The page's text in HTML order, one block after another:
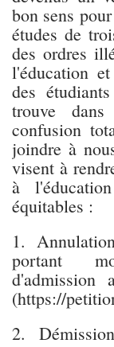
bon sens
études de
des ordres
l'éducation
des
trouve
confusion
joindre à
visent à
à
équitables :
1.
portant
d'admission
(https://
2.